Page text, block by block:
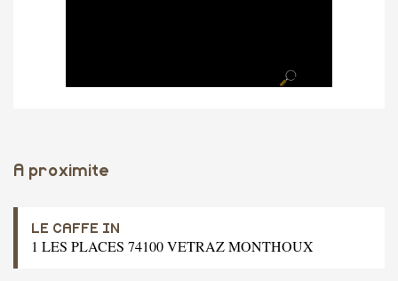
A proximite
LE CAFFE IN
1 LES PLACES 74100 VETRAZ MONTHOUX